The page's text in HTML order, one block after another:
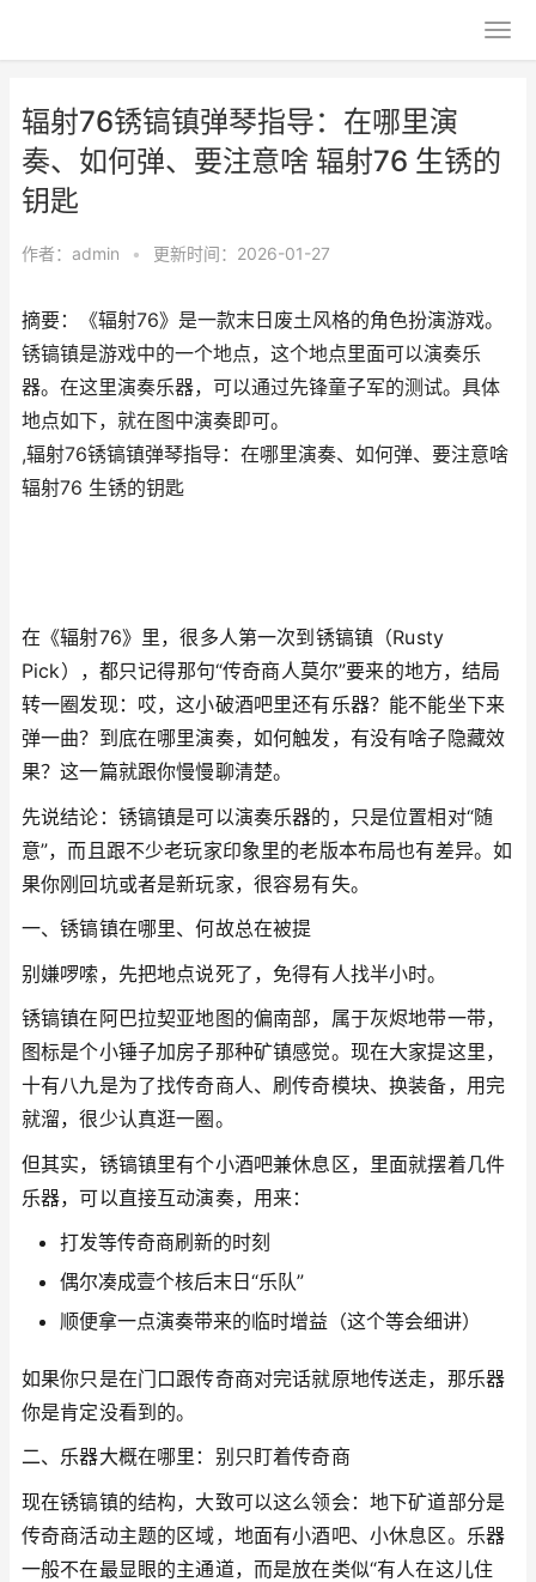
辐射76锈镐镇弹琴指导：在哪里演
奏、如何弹、要注意啥 辐射76 生锈的
钥匙
作者： admin • 更新时间：2026-01-27
摘要：《辐射76》是一款末日废土风格的角色扮演游戏。
锈镐镇是游戏中的一个地点，这个地点里面可以演奏乐
器。在这里演奏乐器，可以通过先锋童子军的测试。具体
地点如下，就在图中演奏即可。
,辐射76锈镐镇弹琴指导：在哪里演奏、如何弹、要注意啥
辐射76 生锈的钥匙
在《辐射76》里，很多人第一次到锈镐镇（Rusty
Pick），都只记得那句“传奇商人莫尔”要来的地方，结局
转一圈发现：哎，这小破酒吧里还有乐器？能不能坐下来
弹一曲？到底在哪里演奏，如何触发，有没有啥子隐藏效
果？这一篇就跟你慢慢聊清楚。
先说结论：锈镐镇是可以演奏乐器的，只是位置相对“随
意”，而且跟不少老玩家印象里的老版本布局也有差异。如
果你刚回坑或者是新玩家，很容易有失。
一、锈镐镇在哪里、何故总在被提
别嫌啰嗦，先把地点说死了，免得有人找半小时。
锈镐镇在阿巴拉契亚地图的偏南部，属于灰烬地带一带，
图标是个小锤子加房子那种矿镇感觉。现在大家提这里，
十有八九是为了找传奇商人、刷传奇模块、换装备，用完
就溜，很少认真逛一圈。
但其实，锈镐镇里有个小酒吧兼休息区，里面就摆着几件
乐器，可以直接互动演奏，用来：
打发等传奇商刷新的时刻
偶尔凑成壹个核后末日“乐队”
顺便拿一点演奏带来的临时增益（这个等会细讲）
如果你只是在门口跟传奇商对完话就原地传送走，那乐器
你是肯定没看到的。
二、乐器大概在哪里：别只盯着传奇商
现在锈镐镇的结构，大致可以这么领会：地下矿道部分是
传奇商活动主题的区域，地面有小酒吧、小休息区。乐器
一般不在最显眼的主通道，而是放在类似“有人在这儿住